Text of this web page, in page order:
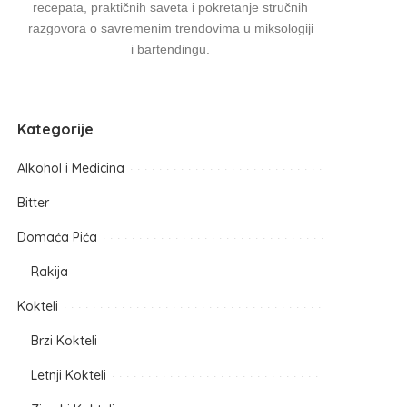
recepata, praktičnih saveta i pokretanje stručnih
razgovora o savremenim trendovima u miksologiji
i bartendingu.
Kategorije
Alkohol i Medicina
Bitter
Domaća Pića
Rakija
Kokteli
Brzi Kokteli
Letnji Kokteli